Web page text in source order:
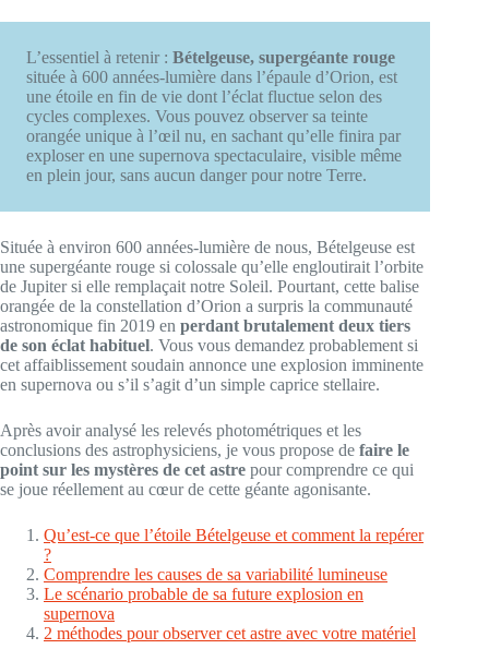
L’essentiel à retenir : Bételgeuse, supergéante rouge
située à 600 années-lumière dans l’épaule d’Orion, est
une étoile en fin de vie dont l’éclat fluctue selon des
cycles complexes. Vous pouvez observer sa teinte
orangée unique à l’œil nu, en sachant qu’elle finira par
exploser en une supernova spectaculaire, visible même
en plein jour, sans aucun danger pour notre Terre.
Située à environ 600 années-lumière de nous, Bételgeuse est
une supergéante rouge si colossale qu’elle engloutirait l’orbite
de Jupiter si elle remplaçait notre Soleil. Pourtant, cette balise
orangée de la constellation d’Orion a surpris la communauté
astronomique fin 2019 en perdant brutalement deux tiers
de son éclat habituel. Vous vous demandez probablement si
cet affaiblissement soudain annonce une explosion imminente
en supernova ou s’il s’agit d’un simple caprice stellaire.
Après avoir analysé les relevés photométriques et les
conclusions des astrophysiciens, je vous propose de faire le
point sur les mystères de cet astre pour comprendre ce qui
se joue réellement au cœur de cette géante agonisante.
Qu’est-ce que l’étoile Bételgeuse et comment la repérer
?
Comprendre les causes de sa variabilité lumineuse
Le scénario probable de sa future explosion en
supernova
2 méthodes pour observer cet astre avec votre matériel